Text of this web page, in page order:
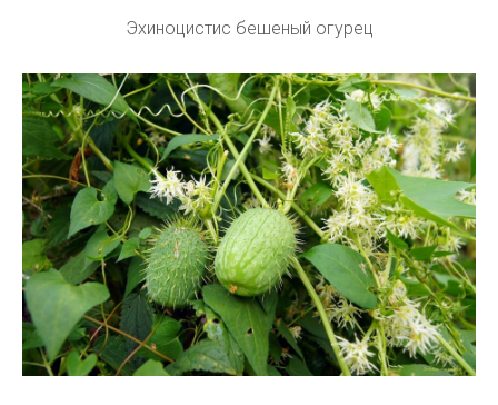
Эхиноцистис бешеный огурец